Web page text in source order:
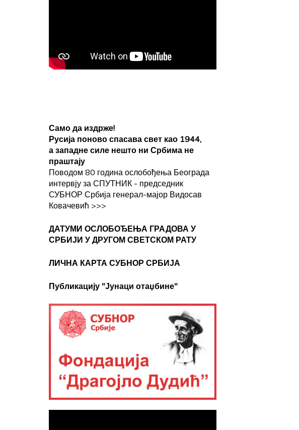
Само да издрже!
Русија поново спасава свет као 1944,
а западне силе нешто ни Србима не
праштају
Поводом 80 година ослобођења Београда
интервју за СПУТНИК - председник
СУБНОР Србија генерал-мајор Видосав
Ковачевић >>>
ДАТУМИ ОСЛОБОЂЕЊА ГРАДОВА У
СРБИЈИ У ДРУГОМ СВЕТСКОМ РАТУ
ЛИЧНА КАРТА СУБНОР СРБИЈА
Публикацију "Јунаци отаџбине"